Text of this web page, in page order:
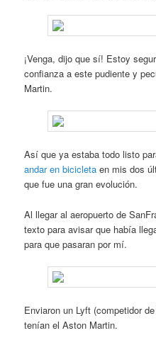
¡Venga, dijo que sí! Estoy
confianza a este pudiente y
Martin.
Así que ya estaba todo listo
andar en bicicleta en mis dos
que fue una gran evolución.
Al llegar al aeropuerto de
texto para avisar que había
para que pasaran por mí.
Enviaron un Lyft (competidor
tenían el Aston Martin.